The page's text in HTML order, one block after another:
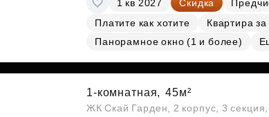
Субсидии
1 кв 2027 Скидка
Платите как хотите
Квартира
Панорамное окно (1 и более)
1-комнатная, 45м²
ЖК Скай Гарден, 2 корпус, 3